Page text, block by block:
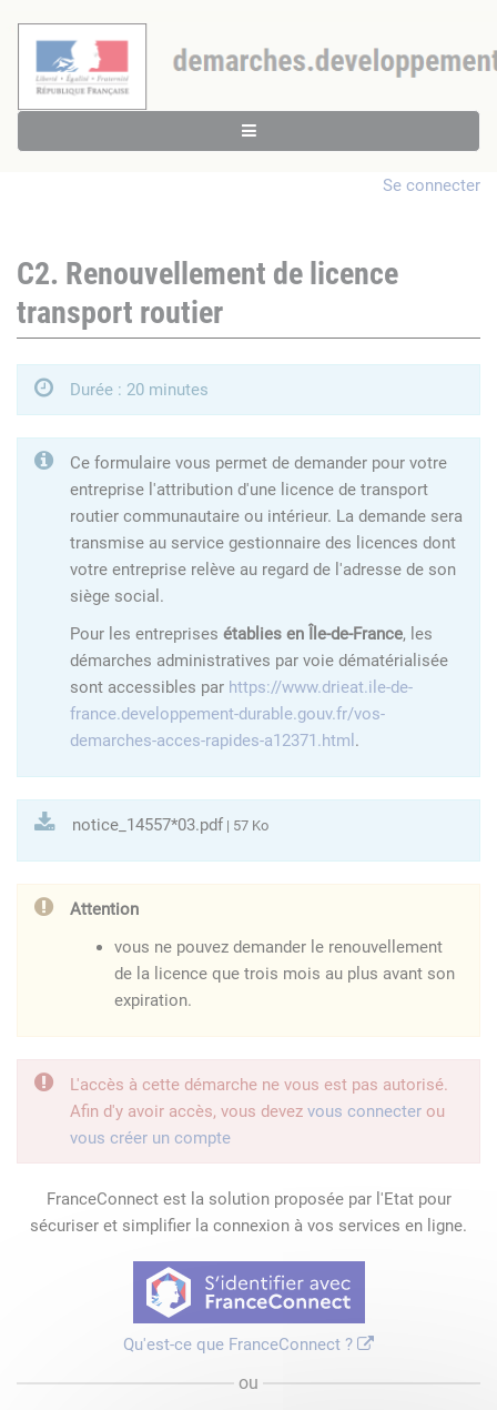
Se connecter
C2. Renouvellement de licence
transport routier
Durée : 20 minutes
Ce formulaire vous permet de demander pour votre
entreprise l'attribution d'une licence de transport
routier communautaire ou intérieur. La demande sera
transmise au service gestionnaire des licences dont
votre entreprise relève au regard de l'adresse de son
siège social.
Pour les entreprises établies en Île-de-France, les
démarches administratives par voie dématérialisée
sont accessibles par https://www.drieat.ile-de-
france.developpement-durable.gouv.fr/vos-
demarches-acces-rapides-a12371.html .
notice_14557*03.pdf | 57 Ko
Attention
vous ne pouvez demander le renouvellement
de la licence que trois mois au plus avant son
expiration.
L'accès à cette démarche ne vous est pas autorisé.
Afin d'y avoir accès, vous devez vous connecter ou
vous créer un compte
FranceConnect est la solution proposée par l'Etat pour
sécuriser et simplifier la connexion à vos services en ligne.
Qu'est-ce que FranceConnect ?
ou